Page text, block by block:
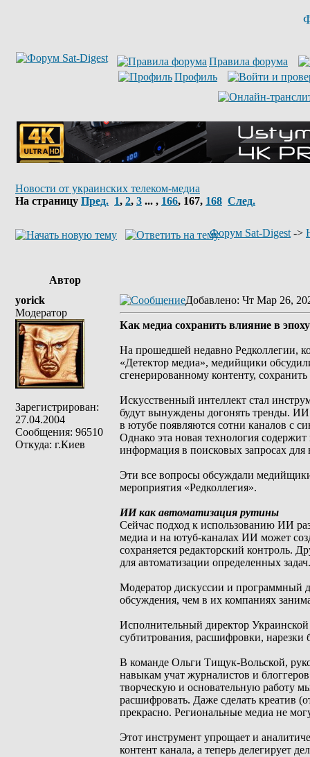
Правила форума
Профиль
Новости от украинских телеком-медиа
На страницу Пред. 1, 2, 3 ... , 166, 167, 168 След.
Форум Sat-Digest ->
Автор
yorick
Модератор
Зарегистрирован:
27.04.2004
Сообщения: 96510
Откуда: г.Киев
Добавлено: Чт Мар 26,
Как медиа сохранить влияние в
На прошедшей недавно Редколлегии,
«Детектор медиа», медийщики
сгенерированному контенту,
Искусственный интеллект стал
будут вынуждены догонять тренды. ИИ
в ютубе появляются сотни каналов с
Однако эта новая технология
информация в поисковых запросах
Эти все вопросы обсуждали
мероприятия «Редколлегия».
ИИ как автоматизация рутины
Сейчас подход к использованию ИИ
медиа и на ютуб-каналах ИИ может
сохраняется редакторский контроль.
для автоматизации определенных задач.
Модератор дискуссии и программный
обсуждения, чем в их компаниях
Исполнительный директор
субтитрования, расшифровки,
В команде Ольги Тищук-Вольской,
навыкам учат журналистов и
творческую и основательную работу
расшифровать. Даже сделать креатив
прекрасно. Региональные медиа не
Этот инструмент упрощает и
контент канала, а теперь делегирует